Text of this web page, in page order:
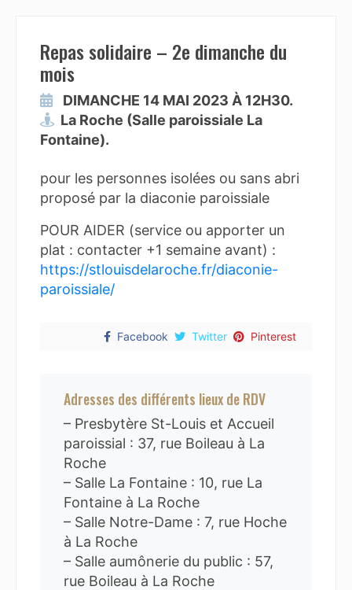
Repas solidaire – 2e dimanche du
mois
DIMANCHE 14 MAI 2023 À 12H30.
La Roche (Salle paroissiale La
Fontaine).
pour les personnes isolées ou sans abri
proposé par la diaconie paroissiale
POUR AIDER (service ou apporter un
plat : contacter +1 semaine avant) :
https://stlouisdelaroche.fr/diaconie-
paroissiale/
Facebook Twitter Pinterest
Adresses des différents lieux de RDV
– Presbytère St-Louis et Accueil
paroissial : 37, rue Boileau à La
Roche
– Salle La Fontaine : 10, rue La
Fontaine à La Roche
– Salle Notre-Dame : 7, rue Hoche
à La Roche
– Salle aumônerie du public : 57,
rue Boileau à La Roche